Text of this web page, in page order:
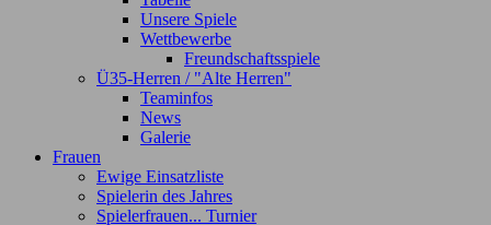
Unsere Spiele
Wettbewerbe
Freundschaftsspiele
Ü35-Herren / "Alte Herren"
Teaminfos
News
Galerie
Frauen
Ewige Einsatzliste
Spielerin des Jahres
Spielerfrauen... Turnier